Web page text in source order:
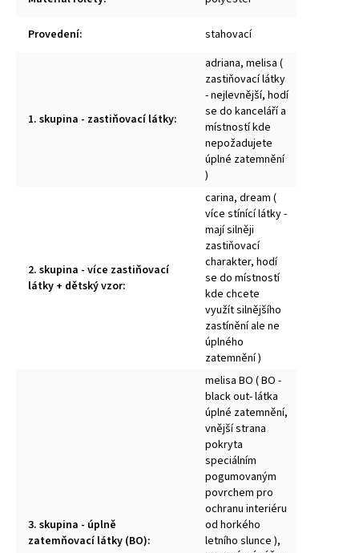
Provedení: stahovací
1. skupina - zastiňovací látky:
adriana, melisa (
zastiňovací látky
- nejlevnější, hodí
se do kanceláří a
místností kde
nepožadujete
úplné zatemnění
)
2. skupina - více zastiňovací
látky + dětský vzor:
carina, dream (
více stínící látky -
mají silněji
zastiňovací
charakter, hodí
se do místností
kde chcete
využít silnějšího
zastínění ale ne
úplného
zatemnění )
3. skupina - úplně
zatemňovací látky (BO):
melisa BO ( BO -
black out- látka
úplné zatemnění,
vnější strana
pokryta
speciálním
pogumovaným
povrchem pro
ochranu interiéru
od horkého
letního slunce ),